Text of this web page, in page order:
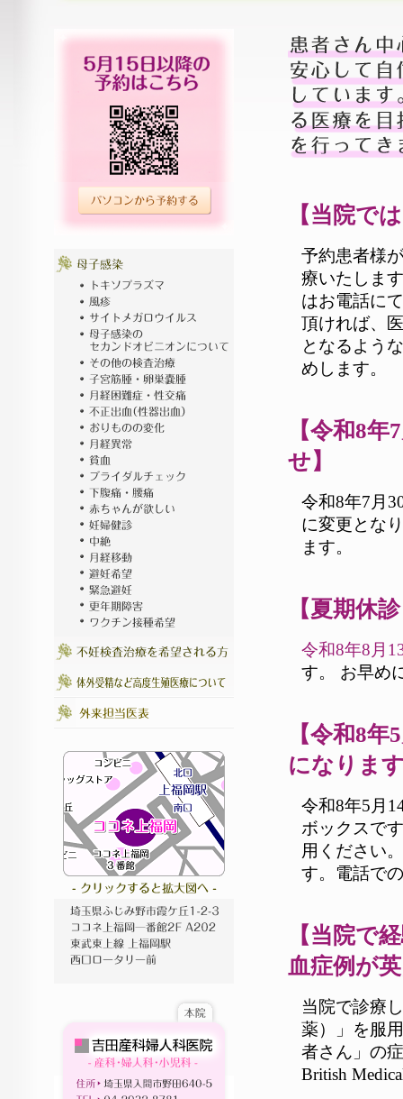
【当院で
予約患者様
療いたしま
はお電話に
頂ければ、
となるよう
めします。
【令和8
せ】
令和8年7月
に変更とな
ます。
【夏期休
令和8年8月
す。 お早め
【令和8
になりま
令和8年5月
ボックスで
用ください
す。電話で
【当院で
血症例が
当院で診療
薬）」を服
者さん」の
British